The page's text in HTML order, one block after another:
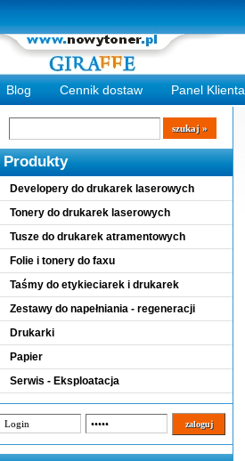
Blog Cennik dostaw Panel Klienta
Wyszukiwarka
szukaj
Produkty
Developery do drukarek laserowych
Tonery do drukarek laserowych
Tusze do drukarek atramentowych
Folie i tonery do faxu
Taśmy do etykieciarek i drukarek
Zestawy do napełniania - regeneracji
Drukarki
Papier
Serwis - Eksploatacja